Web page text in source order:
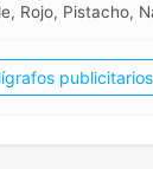
Rojo, Pistacho,
publicitarios